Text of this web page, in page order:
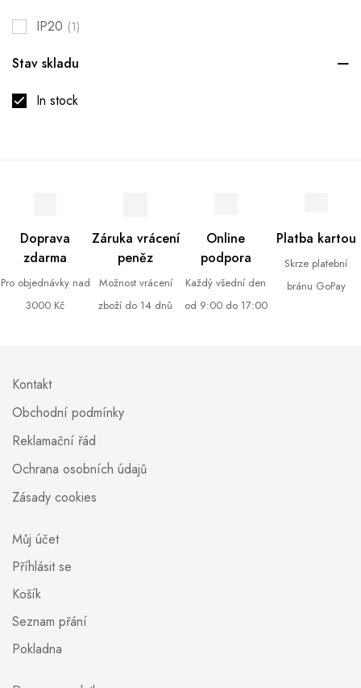
IP20 (1)
Stav skladu
In stock
Doprava
zdarma
Pro objednávky nad
3000 Kč
Záruka vrácení
peněz
Možnost vrácení
zboží do 14 dnů
Online
podpora
Každý všední den
od 9:00 do 17:00
Platba kartou
Skrze platební
bránu GoPay
Kontakt
Obchodní podmínky
Reklamační řád
Ochrana osobních údajů
Zásady cookies
Můj účet
Příhlásit se
Košík
Seznam přání
Pokladna